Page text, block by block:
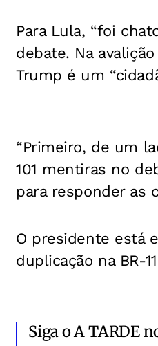
Para Lula, “foi
debate. Na
Trump é um
“Primeiro, de um
101 mentiras no
para responder as
O presidente está
duplicação na BR-
Siga o A TARDE